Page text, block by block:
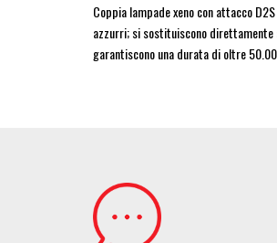
Coppia lampade xeno con attacco
azzurri; si sostituiscono direttamente
garantiscono una durata di oltre
Image